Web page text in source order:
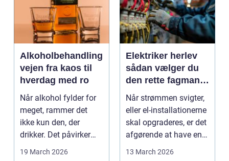
Alkoholbehandling
vejen fra kaos til
hverdag med ro
Når alkohol fylder for
meget, rammer det
ikke kun den, der
drikker. Det påvirker
også familie, arbej...
19 March 2026
Elektriker herlev
sådan vælger du
den rette fagmand
til dine el-opgaver
Når strømmen svigter,
eller el-installationerne
skal opgraderes, er det
afgørende at have en
pålidel...
13 March 2026